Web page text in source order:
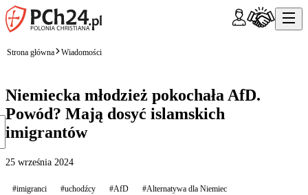
Strona główna Wiadomości
Niemiecka młodzież pokochała AfD.
Powód? Mają dosyć islamskich
imigrantów
25 września 2024
#imigranci #uchodźcy #AfD
#Alternatywa dla Niemiec